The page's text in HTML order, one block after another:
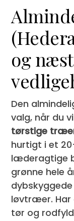
og
Den
valg, når du
tørstige
hurtigt i et
læderagtige
grønne hele
løvtræer. Har
tør og